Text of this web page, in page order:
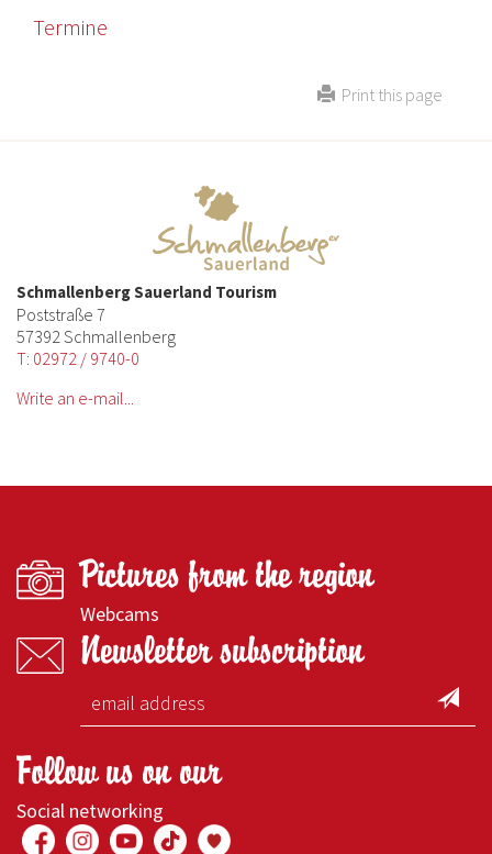
Termine
Print this page
Schmallenberg Sauerland Tourism
Poststraße 7
57392 Schmallenberg
T: 02972 / 9740-0
Write an e-mail...
Pictures from the region
Webcams
Newsletter subscription
Follow us on our
Social networking